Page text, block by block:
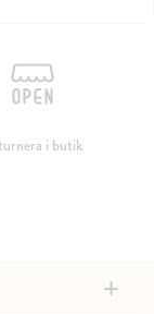
i butik
+